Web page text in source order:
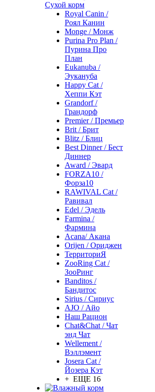
Сухой корм
Royal Canin /
Роял Канин
Monge / Монж
Purina Pro Plan /
Пурина Про
План
Eukanuba /
Эукануба
Happy Cat /
Хеппи Кэт
Grandorf /
Грандорф
Premier / Премьер
Brit / Брит
Blitz / Блиц
Best Dinner / Бест
Диннер
Award / Эвард
FORZA10 /
Форза10
RAWIVAL Cat /
Равивал
Edel / Эдель
Farmina /
Фармина
Acana/ Акана
Orijen / Ориджен
ТерриториЯ
ZooRing Cat /
ЗооРинг
Banditos /
Бандитос
Sirius / Сириус
AJO / Айо
Наш Рацион
Chat&Chat / Чат
энд Чат
Wellement /
Вэллэмент
Josera Cat /
Йозера Кэт
+ ЕЩЕ 16